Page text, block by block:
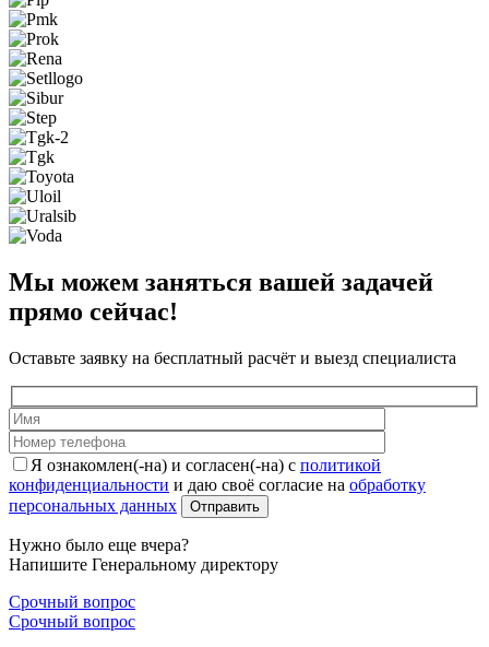
Мы можем заняться вашей задачей
прямо сейчас!
Оставьте заявку на бесплатный расчёт и выезд специалиста
Я ознакомлен(-на) и согласен(-на) с политикой
конфиденциальности и даю своё согласие на обработку
персональных данных
Нужно было еще вчера?
Напишите Генеральному директору
Срочный вопрос
Срочный вопрос